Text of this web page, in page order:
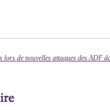
de nouvelles attaques des ADF